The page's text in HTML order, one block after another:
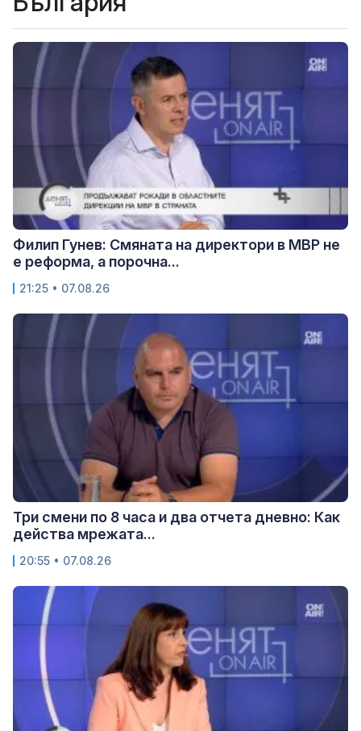
Филип Гунев: Смяната на директори в МВР не
е реформа, а порочна...
21:25 • 07.08.26
Три смени по 8 часа и два отчета дневно: Как
действа мрежата...
20:55 • 07.08.26